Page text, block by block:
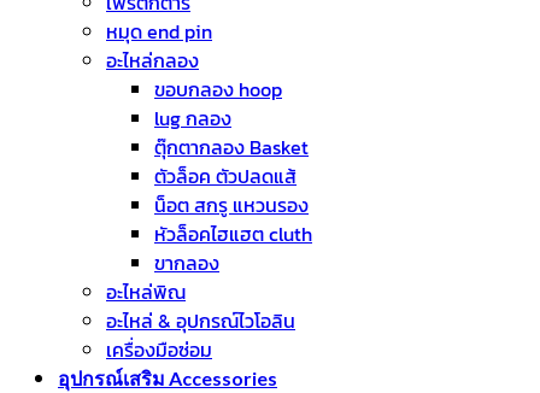
หมุด end pin
อะไหล่กลอง
ขอบกลอง hoop
lug กลอง
ตุ๊กตากลอง Basket
ตัวล็อค ตัวปลดแส้
น็อต สกรู แหวนรอง
หัวล็อคไฮแฮต cluth
ขากลอง
อะไหล่พิณ
อะไหล่ & อุปกรณ์ไวโอลิน
เครื่องมือซ่อม
อุปกรณ์เสริม Accessories